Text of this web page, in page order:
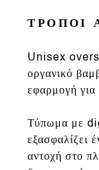
ΤΡΟΠΟΙ
Unisex
οργανικό
εφαρμογή
Τύπωμα με
εξασφαλίζει
αντοχή στο